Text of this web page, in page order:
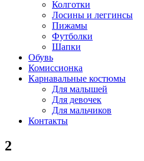
Колготки
Лосины и леггинсы
Пижамы
Футболки
Шапки
Обувь
Комиссионка
Карнавальные костюмы
Для малышей
Для девочек
Для мальчиков
Контакты
2